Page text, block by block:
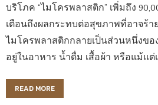
บริโภค “ไมโครพลาสติก” เพิ่มถึง
เตือนถึงผลกระทบต่อสุขภาพที่อาจร้
ไมโครพลาสติกกลายเป็นส่วนหนึ่งขอ
อยู่ในอาหาร น้ำดื่ม เสื้อผ้า หรือแม้แต่
READ MORE